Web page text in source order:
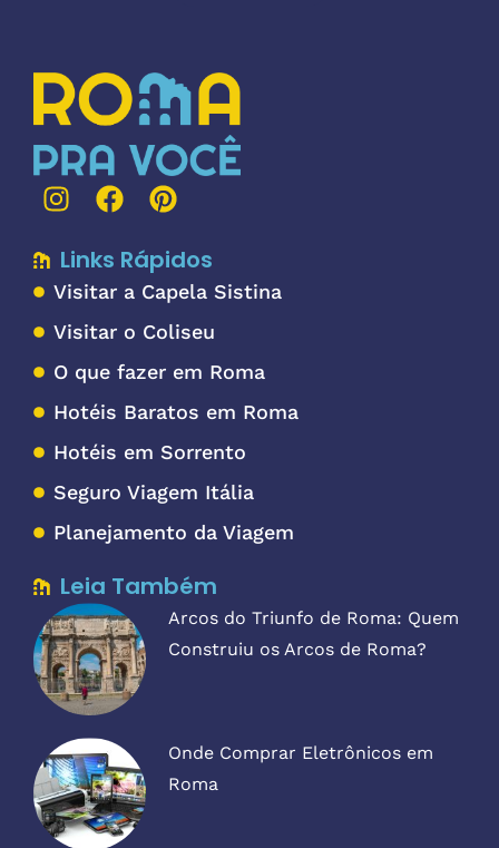
Links Rápidos
Visitar a Capela Sistina
Visitar o Coliseu
O que fazer em Roma
Hotéis Baratos em Roma
Hotéis em Sorrento
Seguro Viagem Itália
Planejamento da Viagem
Leia Também
Arcos do Triunfo de Roma: Quem
Construiu os Arcos de Roma?
Onde Comprar Eletrônicos em
Roma